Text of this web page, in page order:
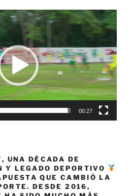
00:27
UNA DÉCADA DE
Y LEGADO DEPORTIVO
QUE CAMBIÓ LA
DESDE 2016,